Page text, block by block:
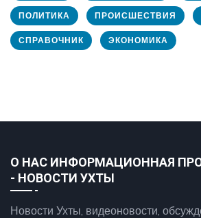
ПОЛИТИКА ПРОИСШЕСТВИЯ
СПРАВОЧНИК ЭКОНОМИКА
О НАС ИНФОРМАЦИОННАЯ
- НОВОСТИ УХТЫ
Новости Ухты, видеоновости,